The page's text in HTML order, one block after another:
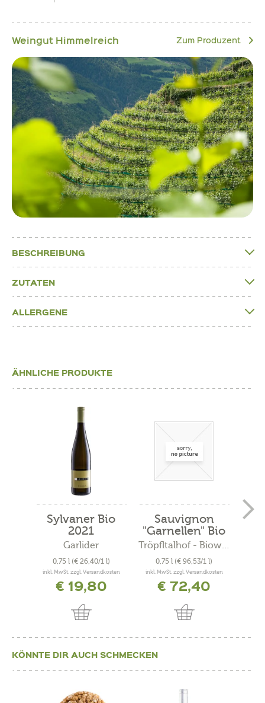
Weingut Himmelreich Zum Produzent
BESCHREIBUNG
ZUTATEN
ALLERGENE
ÄHNLICHE PRODUKTE
Sylvaner Bio
2021
Garlider
0,75 l (€ 26,40/1 l)
inkl. MwSt. zzgl. Versandkosten
€ 19,80
Sauvignon
"Garnellen" Bio
2019
Tröpfltalhof - Bioweinhof
0,75 l (€ 96,53/1 l)
inkl. MwSt. zzgl. Versandkosten
€ 72,40
KÖNNTE DIR AUCH SCHMECKEN